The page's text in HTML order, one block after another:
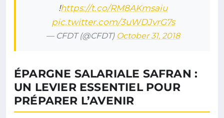
!https://t.co/RM8AKmsaiu
pic.twitter.com/3uWDJvrG7s
— CFDT (@CFDT) October 31, 2018
ÉPARGNE SALARIALE SAFRAN :
UN LEVIER ESSENTIEL POUR
PRÉPARER L’AVENIR